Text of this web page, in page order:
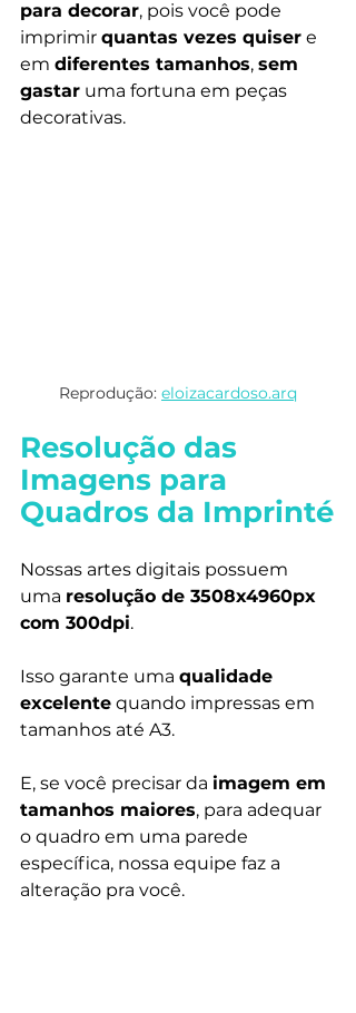
para decorar, pois você pode
imprimir quantas vezes quiser e
em diferentes tamanhos, sem
gastar uma fortuna em peças
decorativas.
Reprodução: eloizacardoso.arq
Resolução das
Imagens para
Quadros da Imprinté
Nossas artes digitais possuem
uma resolução de 3508x4960px
com 300dpi.
Isso garante uma qualidade
excelente quando impressas em
tamanhos até A3.
E, se você precisar da imagem em
tamanhos maiores, para adequar
o quadro em uma parede
específica, nossa equipe faz a
alteração pra você.